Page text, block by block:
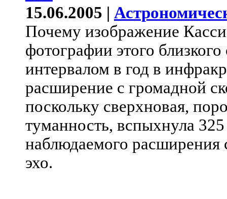
15.06.2005 |
Почему изображение
фотографии этого
интервалом в год в
расширение с громадной
поскольку сверхновая,
туманность, вспыхнула
наблюдаемого расширения
эхо.